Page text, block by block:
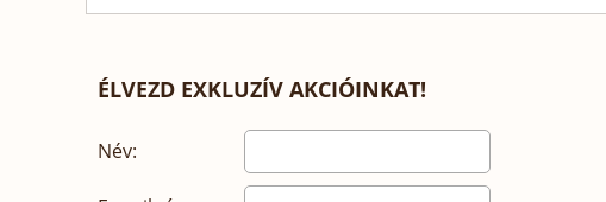
ÉLVEZD EXKLUZÍV AKCIÓINKAT!
Név: